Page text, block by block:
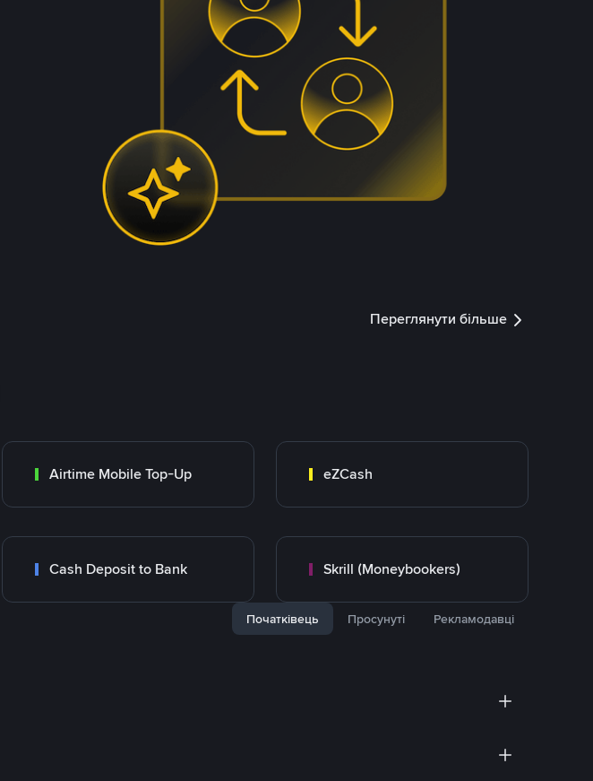
Переглянути більше
Airtime Mobile Top-Up eZCash
Cash Deposit to Bank Skrill (Moneybookers)
Початківець Просунуті Рекламодавці